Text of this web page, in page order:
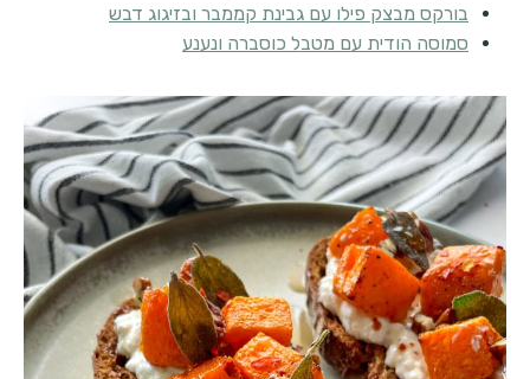
בורקס מבצק פילו עם גבינת קממבר ובזיגוג דבש
סמוסה הודית עם מטבל כוסברה ונענע